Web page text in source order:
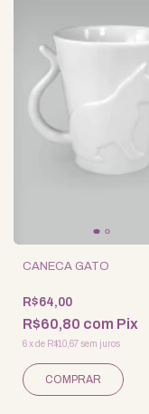
CANECA GATO
R$64,00
R$60,80 com Pix
6xde R$10,67sem juros